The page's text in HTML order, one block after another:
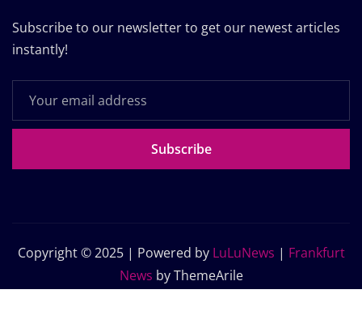
Subscribe to our newsletter to get our newest articles
instantly!
Subscribe
Copyright © 2025 | Powered by LuLuNews | Frankfurt
News by ThemeArile